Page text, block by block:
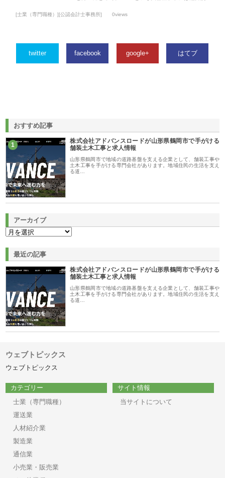
[士業（専門職種）][公認会計士事務所] 0views
twitter facebook google+ はてブ
おすすめ記事
1
株式会社アドバンスロードが山形県鶴岡市で手がける
舗装土木工事と求人情報
山形県鶴岡市で地域の道路基盤を支える企業として、舗装工事や
土木工事を手がける専門会社があります。地域住民の生活を支え
る道…
アーカイブ
最近の記事
株式会社アドバンスロードが山形県鶴岡市で手がける
舗装土木工事と求人情報
山形県鶴岡市で地域の道路基盤を支える企業として、舗装工事や
土木工事を手がける専門会社があります。地域住民の生活を支え
る道…
ウェブトピックス
ウェブトピックス
カテゴリー
士業（専門職種）
運送業
人材紹介業
製造業
通信業
小売業・販売業
サイト情報
当サイトについて